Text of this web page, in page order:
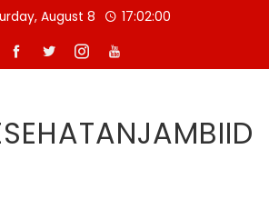
August 8 17:02:01